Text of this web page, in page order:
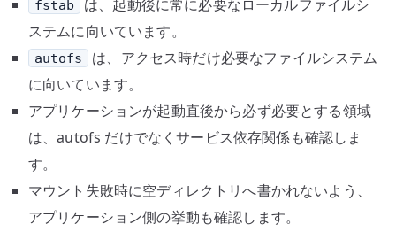
fstab
は、起動後に常に必要なローカルファイルシ
ステムに向いています。
autofs
は、アクセス時だけ必要なファイルシステム
に向いています。
アプリケーションが起動直後から必ず必要とする領域
は、autofs だけでなくサービス依存関係も確認しま
す。
マウント失敗時に空ディレクトリへ書かれないよう、
アプリケーション側の挙動も確認します。